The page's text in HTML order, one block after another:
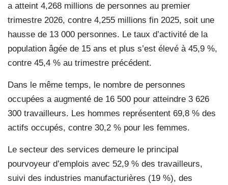
a atteint 4,268 millions de personnes au premier
trimestre 2026, contre 4,255 millions fin 2025, soit une
hausse de 13 000 personnes. Le taux d’activité de la
population âgée de 15 ans et plus s’est élevé à 45,9 %,
contre 45,4 % au trimestre précédent.
Dans le même temps, le nombre de personnes
occupées a augmenté de 16 500 pour atteindre 3 626
300 travailleurs. Les hommes représentent 69,8 % des
actifs occupés, contre 30,2 % pour les femmes.
Le secteur des services demeure le principal
pourvoyeur d’emplois avec 52,9 % des travailleurs,
suivi des industries manufacturières (19 %), des